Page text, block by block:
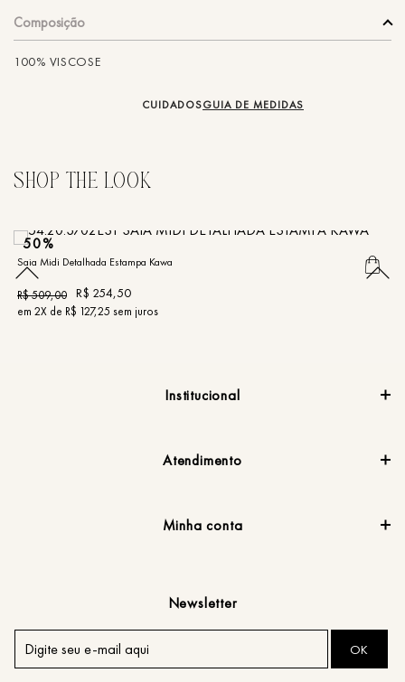
Composição
100% VISCOSE
CUIDADOSGUIA DE MEDIDAS
50%
Saia Midi Detalhada Estampa Kawa
R$509,00 R$ 254,50
em 2X de R$ 127,25 sem juros
Institucional
Atendimento
Minha conta
Newsletter
OK